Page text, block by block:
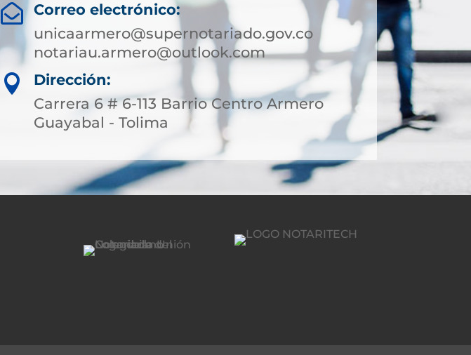

Correo electrónico:
unicaarmero@supernotariado.gov.co
notariau.armero@outlook.com

Dirección:
Carrera 6 # 6-113 Barrio Centro Armero
Guayabal - Tolima